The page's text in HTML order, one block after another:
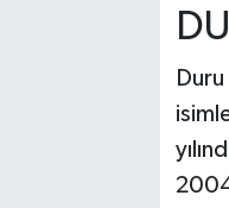
2004